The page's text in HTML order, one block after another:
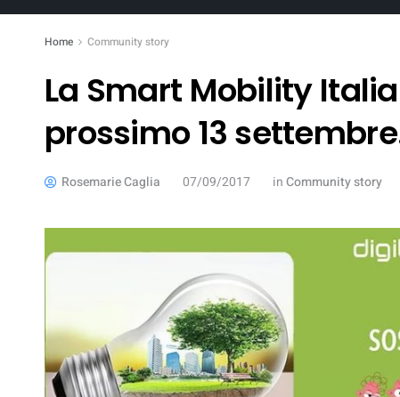
Home Community story
La Smart Mobility
prossimo 13
Rosemarie Caglia 07/09/2017 inCommunity story